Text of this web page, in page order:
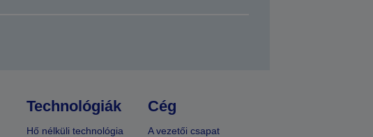
Technológiák
Hő nélküli technológia
Cég
A vezetői csapat